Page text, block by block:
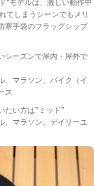
"モデルは、激しい動作中
てしまうシーンでもメリ
寒手袋のフラッグシップ
シーズンで屋内・屋外で
、マラソン、バイク（イ
ス
たい方は”ミッド”
、マラソン、デイリーユ